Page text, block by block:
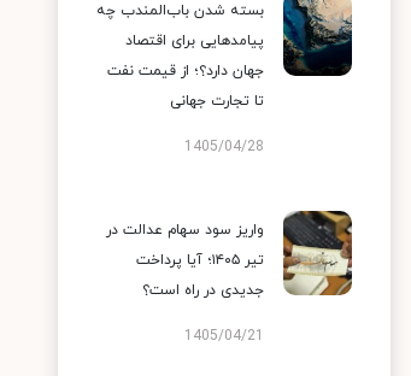
بسته شدن باب‌المندب چه
پیامدهایی برای اقتصاد
جهان دارد؟؛ از قیمت نفت
تا تجارت جهانی
1405/04/28
واریز سود سهام عدالت در
تیر ۱۴۰۵؛ آیا پرداخت
جدیدی در راه است؟
1405/04/21